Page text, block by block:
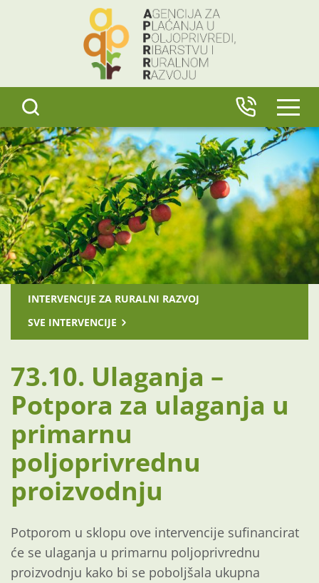
INTERVENCIJE ZA RURALNI RAZVOJ
SVE INTERVENCIJE
73.10. Ulaganja –
Potpora za ulaganja u
primarnu
poljoprivrednu
proizvodnju
Potporom u sklopu ove intervencije sufinancirat
će se ulaganja u primarnu poljoprivrednu
proizvodnju kako bi se poboljšala ukupna